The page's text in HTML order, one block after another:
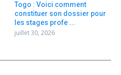
Togo : Voici comment
constituer son dossier pour
les stages profe ...
juillet 30, 2026